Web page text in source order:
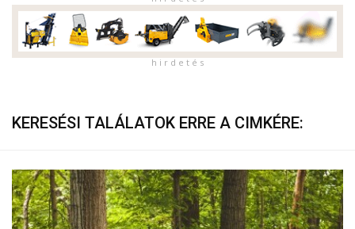
h i r d e t é s
KERESÉSI TALÁLATOK ERRE A CIMKÉRE: